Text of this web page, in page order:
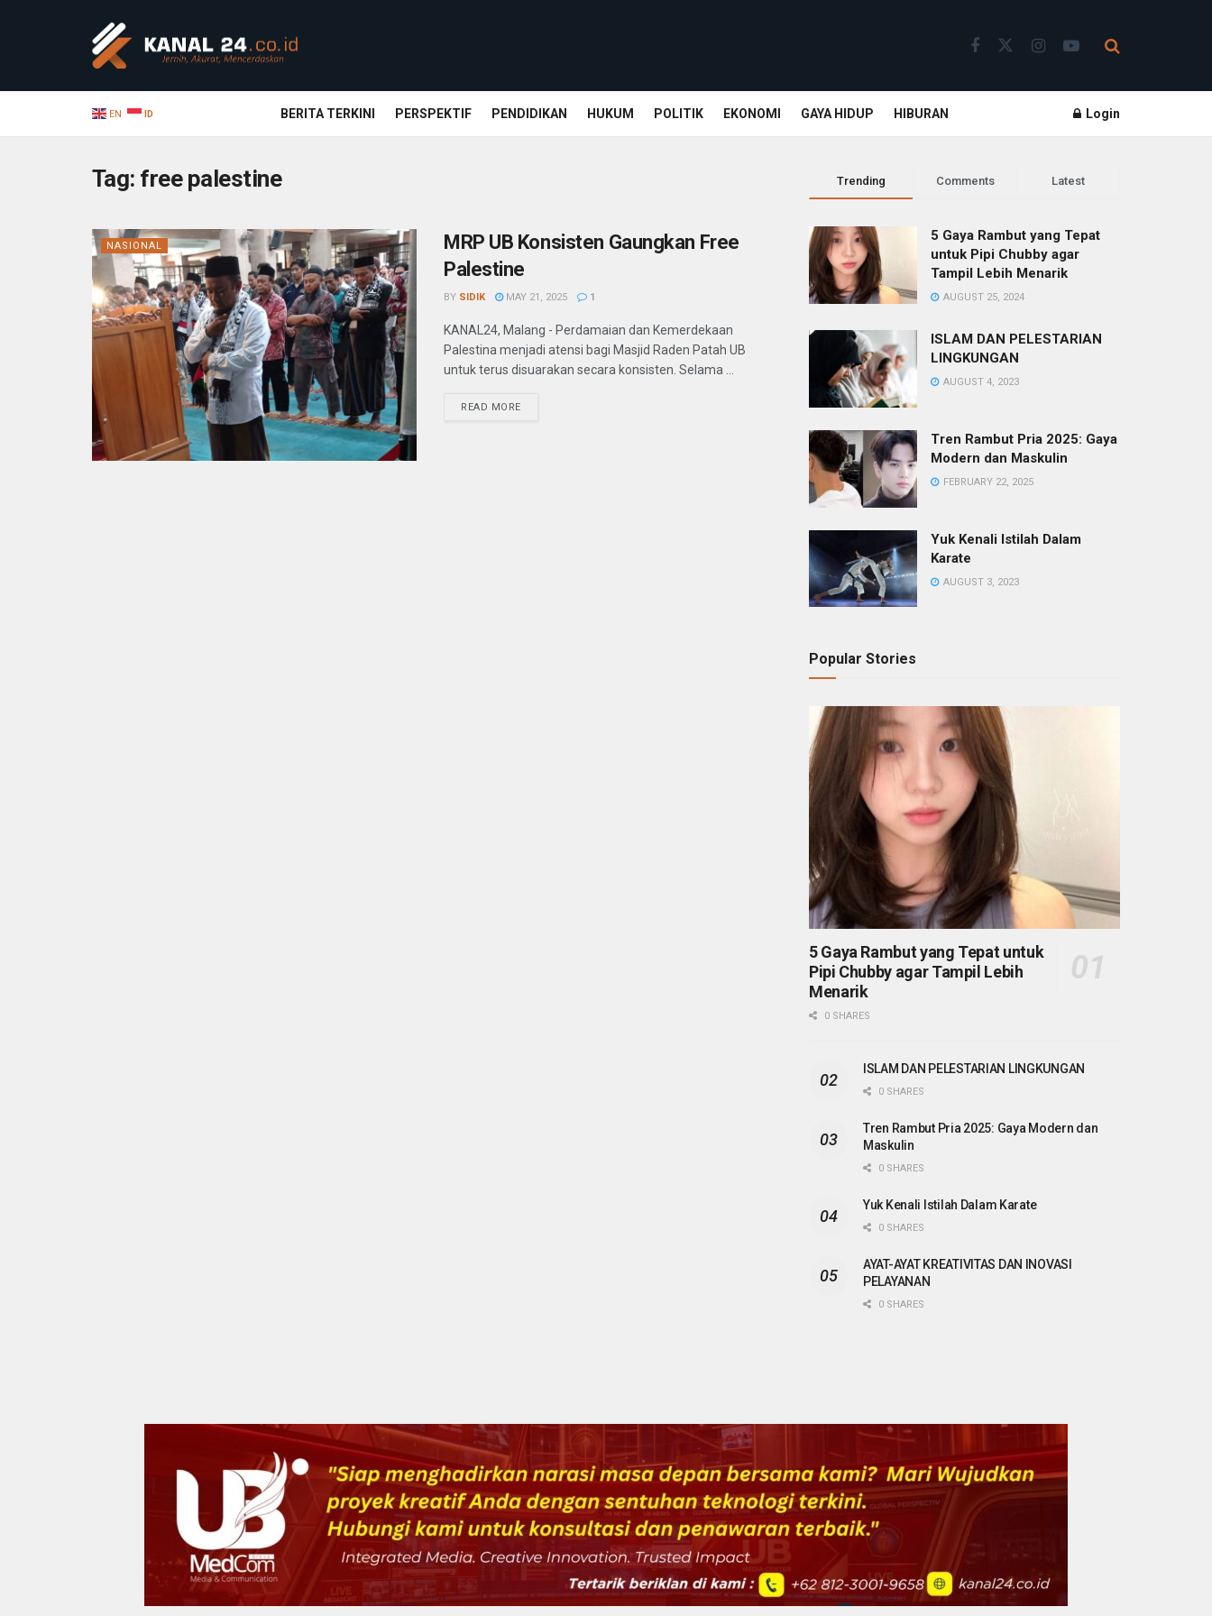
EN ID BERITA TERKINI PERSPEKTIF PENDIDIKAN HUKUM POLITIK EKONOMI GAYA HIDUP HIBURAN Login
Tag: free palestine
NASIONAL
MRP UB Konsisten Gaungkan Free
Palestine
BY SIDIK MAY 21, 2025 1
KANAL24, Malang - Perdamaian dan Kemerdekaan
Palestina menjadi atensi bagi Masjid Raden Patah UB
untuk terus disuarakan secara konsisten. Selama ...
READ MORE
Trending Comments Latest
5 Gaya Rambut yang Tepat
untuk Pipi Chubby agar
Tampil Lebih Menarik
AUGUST 25, 2024
ISLAM DAN PELESTARIAN
LINGKUNGAN
AUGUST 4, 2023
Tren Rambut Pria 2025: Gaya
Modern dan Maskulin
FEBRUARY 22, 2025
Yuk Kenali Istilah Dalam
Karate
AUGUST 3, 2023
Popular Stories
5 Gaya Rambut yang Tepat untuk
Pipi Chubby agar Tampil Lebih
Menarik
0 SHARES
ISLAM DAN PELESTARIAN LINGKUNGAN
0 SHARES
Tren Rambut Pria 2025: Gaya Modern dan
Maskulin
0 SHARES
Yuk Kenali Istilah Dalam Karate
0 SHARES
AYAT-AYAT KREATIVITAS DAN INOVASI
PELAYANAN
0 SHARES